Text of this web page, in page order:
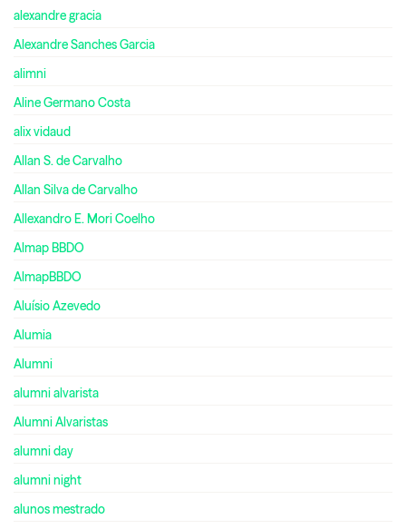
alexandre gracia
Alexandre Sanches Garcia
alimni
Aline Germano Costa
alix vidaud
Allan S. de Carvalho
Allan Silva de Carvalho
Allexandro E. Mori Coelho
Almap BBDO
AlmapBBDO
Aluísio Azevedo
Alumia
Alumni
alumni alvarista
Alumni Alvaristas
alumni day
alumni night
alunos mestrado